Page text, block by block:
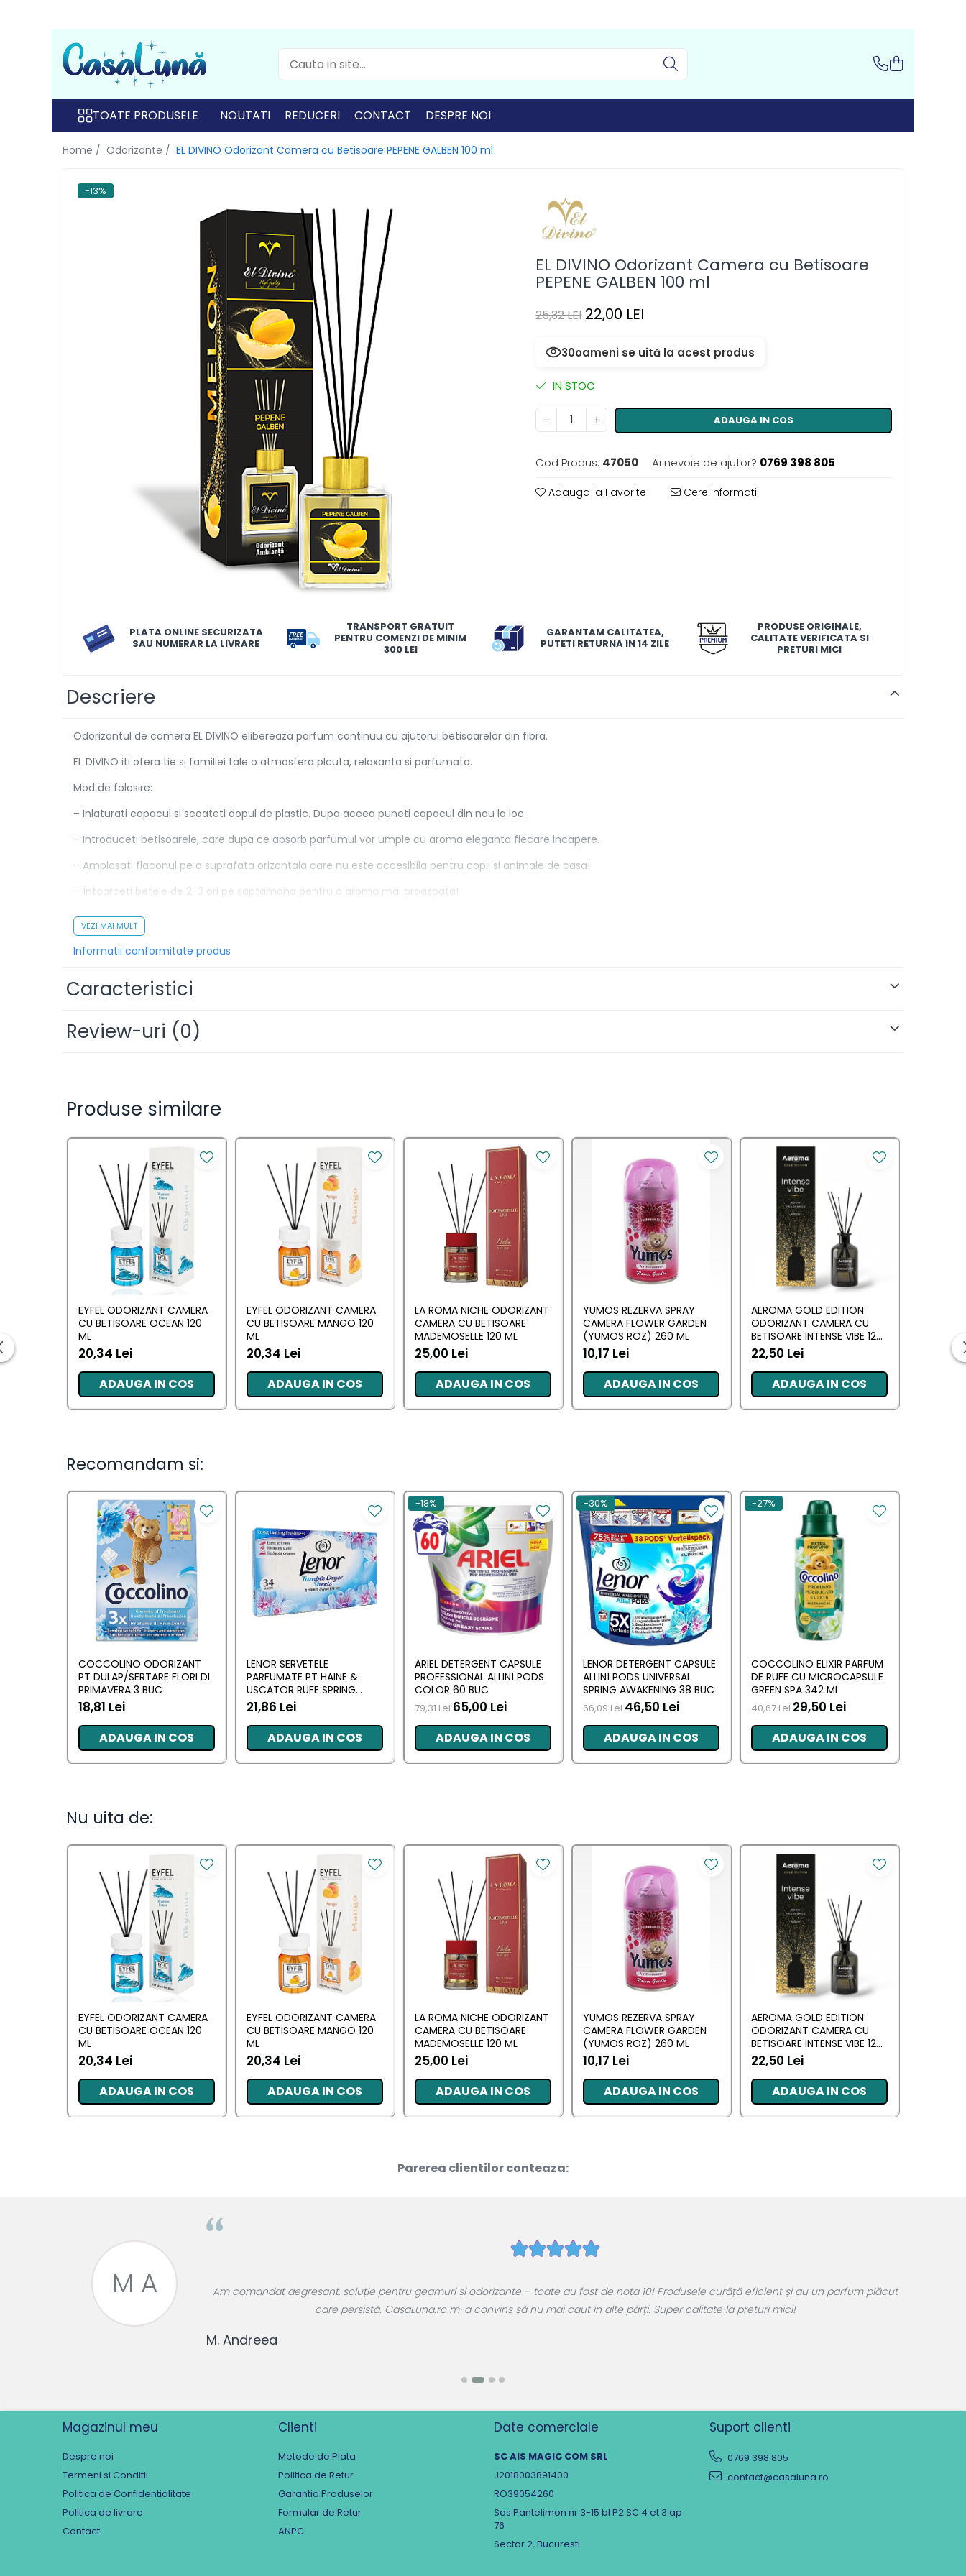
Toate Produsele
Gamma D'ORO
Gamma D'ORO
Gamma D'ORO Odorizant Cu
Betisoare 120 ml
Solutie de intretinere textile
Produse Dezinfectante-
Produse de uz casnic
Produse de uz casnic
Daunatoare
Diverse produse de uz casnic
Servetele Umede Multisuprfete
Bureti/Perie
Deo Incaltaminte
Balsam de par
Fixativ si spuma de par
Masca & Gel de par
Servetele Umede & Uscate
Ingrijire copii
Cosmetice copii
Odorizante
Aer Conditionat
Lumanari Parfumate
Deodorante & Parfumuri
Deodorante &
Parfumuri
Casete cadou
Covoare & Tapiterii
TOATE PRODUSELE NOUTATI REDUCERI CONTACT DESPRE NOI
Home / Odorizante / EL DIVINO Odorizant Camera cu Betisoare PEPENE GALBEN 100 ml
EL DIVINO Odorizant Camera cu Betisoare
PEPENE GALBEN 100 ml
-13%
25,32 LEI 22,00 LEI
30oameni se uită la acest produs
IN STOC
ADAUGA IN COS
Cod Produs: 47050 Ai nevoie de ajutor? 0769 398 805
Adauga la Favorite Cere informatii
PLATA ONLINE SECURIZATA
SAU NUMERAR LA LIVRARE
TRANSPORT GRATUIT
PENTRU COMENZI DE MINIM
300 LEI
GARANTAM CALITATEA,
PUTETI RETURNA IN 14 ZILE
PRODUSE ORIGINALE,
CALITATE VERIFICATA SI
PRETURI MICI
Descriere
Odorizantul de camera EL DIVINO elibereaza parfum continuu cu ajutorul betisoarelor din fibra.
EL DIVINO iti ofera tie si familiei tale o atmosfera plcuta, relaxanta si parfumata.
Mod de folosire:
– Inlaturati capacul si scoateti dopul de plastic. Dupa aceea puneti capacul din nou la loc.
– Introduceti betisoarele, care dupa ce absorb parfumul vor umple cu aroma eleganta fiecare incapere.
– Amplasati flaconul pe o suprafata orizontala care nu este accesibila pentru copii si animale de casa!
– Întoarceti betele de 2-3 ori pe saptamana pentru o aroma mai proaspata!
– La amplasare va rugam sa fiti atenti ca betisoarele sau parfumul sa nu intre in contact cu suprafete lacuite din plastic, fiindca ele pot fi deteriorate!
– A se pastra la temperaturi intre 5-30 grade Celsius.
VEZI MAI MULT
Informatii conformitate produs
Caracteristici
Review-uri (0)
Produse similare
EYFEL ODORIZANT CAMERA
CU BETISOARE OCEAN 120
ML
20,34 Lei
ADAUGA IN COS
EYFEL ODORIZANT CAMERA
CU BETISOARE MANGO 120
ML
20,34 Lei
ADAUGA IN COS
LA ROMA NICHE ODORIZANT
CAMERA CU BETISOARE
MADEMOSELLE 120 ML
25,00 Lei
ADAUGA IN COS
YUMOS REZERVA SPRAY
CAMERA FLOWER GARDEN
(YUMOS ROZ) 260 ML
10,17 Lei
ADAUGA IN COS
AEROMA GOLD EDITION
ODORIZANT CAMERA CU
BETISOARE INTENSE VIBE 125
ML
22,50 Lei
ADAUGA IN COS
(ANTI
20,34
Recomandam si:
COCCOLINO ODORIZANT
PT DULAP/SERTARE FLORI DI
PRIMAVERA 3 BUC
18,81 Lei
ADAUGA IN COS
LENOR SERVETELE
PARFUMATE PT HAINE &
USCATOR RUFE SPRING
AWAKENING 34 BUC
21,86 Lei
ADAUGA IN COS
-18%
ARIEL DETERGENT CAPSULE
PROFESSIONAL ALLIN1 PODS
COLOR 60 BUC
79,31 Lei65,00 Lei
ADAUGA IN COS
-30%
LENOR DETERGENT CAPSULE
ALLIN1 PODS UNIVERSAL
SPRING AWAKENING 38 BUC
66,09 Lei46,50 Lei
ADAUGA IN COS
-27%
COCCOLINO ELIXIR PARFUM
DE RUFE CU MICROCAPSULE
GREEN SPA 342 ML
40,67 Lei29,50 Lei
ADAUGA IN COS
Nu uita de:
EYFEL ODORIZANT CAMERA
CU BETISOARE OCEAN 120
ML
20,34 Lei
ADAUGA IN COS
EYFEL ODORIZANT CAMERA
CU BETISOARE MANGO 120
ML
20,34 Lei
ADAUGA IN COS
LA ROMA NICHE ODORIZANT
CAMERA CU BETISOARE
MADEMOSELLE 120 ML
25,00 Lei
ADAUGA IN COS
YUMOS REZERVA SPRAY
CAMERA FLOWER GARDEN
(YUMOS ROZ) 260 ML
10,17 Lei
ADAUGA IN COS
AEROMA GOLD EDITION
ODORIZANT CAMERA CU
BETISOARE INTENSE VIBE 125
ML
22,50 Lei
ADAUGA IN COS
Parerea clientilor conteaza:
M A
M. Andreea
Am comandat degresant, soluție pentru geamuri și odorizante – toate au fost de nota 10! Produsele curăță eficient și au un parfum plăcut
care persistă. CasaLuna.ro m-a convins să nu mai caut în alte părți. Super calitate la prețuri mici!
Magazinul meu
Despre noi
Termeni si Conditii
Politica de Confidentialitate
Politica de livrare
Contact
Clienti
Metode de Plata
Politica de Retur
Garantia Produselor
Formular de Retur
ANPC
Date comerciale
SC AIS MAGIC COM SRL
J2018003891400
RO39054260
Sos Pantelimon nr 3-15 bl P2 SC 4 et 3 ap
76
Sector 2, Bucuresti
Suport clienti
0769 398 805
contact@casaluna.ro